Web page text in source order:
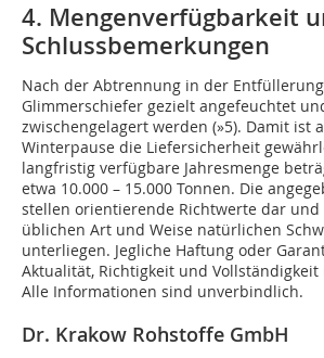
4. Mengenverfügbarkeit
Schlussbemerkungen
Nach der Abtrennung in der
Glimmerschiefer gezielt angefeuchtet
zwischengelagert werden (»5). Damit ist
Winterpause die Liefersicherheit
langfristig verfügbare Jahresmenge
etwa 10.000 – 15.000 Tonnen. Die
stellen orientierende Richtwerte dar
üblichen Art und Weise natürlichen
unterliegen. Jegliche Haftung oder
Aktualität, Richtigkeit und Vollständigkeit
Alle Informationen sind unverbindlich.
Dr. Krakow Rohstoffe GmbH